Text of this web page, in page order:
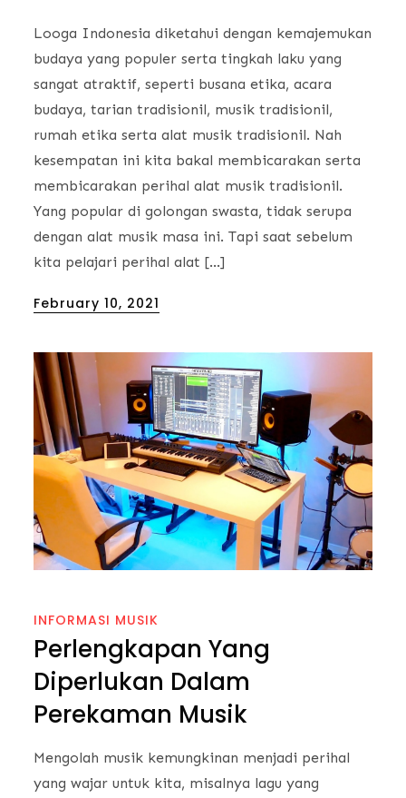
Looga Indonesia diketahui dengan kemajemukan
budaya yang populer serta tingkah laku yang
sangat atraktif, seperti busana etika, acara
budaya, tarian tradisionil, musik tradisionil,
rumah etika serta alat musik tradisionil. Nah
kesempatan ini kita bakal membicarakan serta
membicarakan perihal alat musik tradisionil.
Yang popular di golongan swasta, tidak serupa
dengan alat musik masa ini. Tapi saat sebelum
kita pelajari perihal alat […]
Posted
February 10, 2021
INFORMASI MUSIK
Perlengkapan Yang
Diperlukan Dalam
Perekaman Musik
Mengolah musik kemungkinan menjadi perihal
yang wajar untuk kita, misalnya lagu yang